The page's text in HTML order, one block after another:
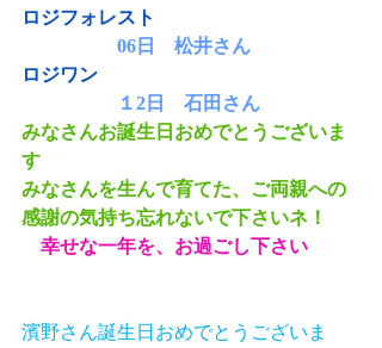
ロジフォレスト
06日　松井さん
ロジワン
１2日　石田さん
みなさんお誕生日おめでとうございま
す
みなさんを生んで育てた、ご両親への
感謝の気持ち忘れないで下さいネ！
幸せな一年を、お過ごし下さい
濱野さん誕生日おめでとうございま